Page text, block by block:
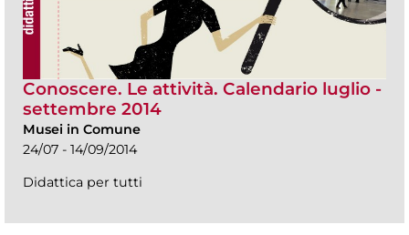
Conoscere. Le attività. Calendario luglio -
settembre 2014
Musei in Comune
24/07 - 14/09/2014
Didattica per tutti